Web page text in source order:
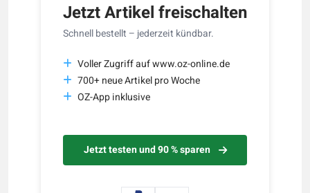
Jetzt Artikel freischalten
Schnell bestellt – jederzeit kündbar.
Voller Zugriff auf www.oz-online.de
700+ neue Artikel pro Woche
OZ-App inklusive
Jetzt testen und 90 % sparen